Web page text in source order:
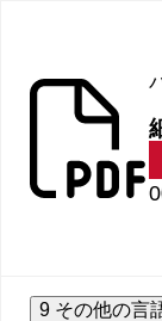
9 その他の言